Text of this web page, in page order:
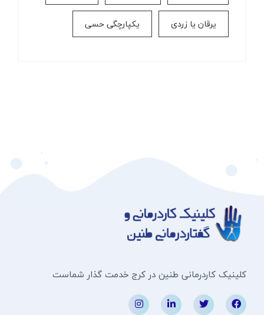
یرقان یا زردی یکپارچگی حسی
کلینیک کاردرمانی طنین در کرج خدمت گذار شماست